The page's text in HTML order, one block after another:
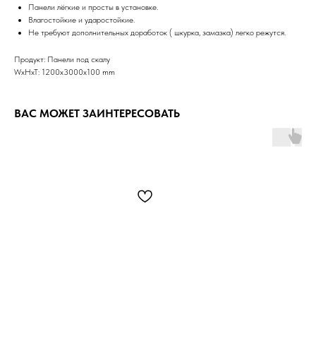
Панели лёгкие и просты в установке.
Влагостойкие и ударостойкие.
Не требуют дополнительных доработок ( шкурка, замазка) легко режутся.
Продукт: Панели под скалу
WxHxT: 1200x3000x100 mm
ВАС МОЖЕТ ЗАИНТЕРЕСОВАТЬ